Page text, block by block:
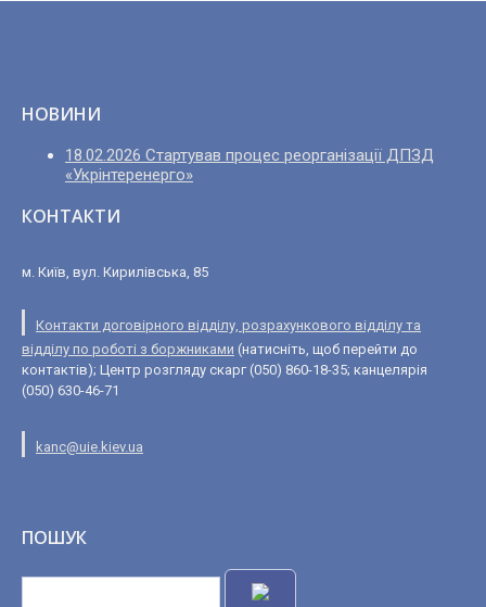
НОВИНИ
18.02.2026 Стартував процес реорганізації ДПЗД
«Укрінтеренерго»
КОНТАКТИ
м. Київ, вул. Кирилівська, 85
Контакти договірного відділу, розрахункового відділу та
відділу по роботі з боржниками (натисніть, щоб перейти до
контактів); Центр розгляду скарг (050) 860-18-35; канцелярія
(050) 630-46-71
kanc@uie.kiev.ua
ПОШУК